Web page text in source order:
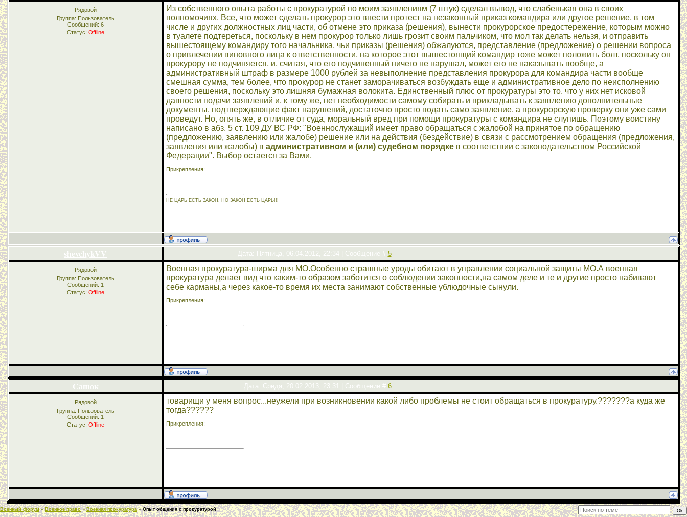
Рядовой
Группа: Пользователь
Сообщений: 6
Статус: Offline
Из собственного опыта работы с прокуратурой по моим заявлениям (7 штук) сделал вывод, что слабенькая она в своих
полномочиях. Все, что может сделать прокурор это внести протест на незаконный приказ командира или другое решение, в том
числе и других должностных лиц части, об отмене это приказа (решения), вынести прокурорское предостережение, которым можно
в туалете подтереться, поскольку в нем прокурор только лишь грозит своим пальчиком, что мол так делать нельзя, и отправить
вышестоящему командиру того начальника, чьи приказы (решения) обжалуются, представление (предложение) о решении вопроса
о привлечении виновного лица к ответственности, на которое этот вышестоящий командир тоже может положить болт, поскольку он
прокурору не подчиняется, и, считая, что его подчиненный ничего не нарушал, может его не наказывать вообще, а
административный штраф в размере 1000 рублей за невыполнение представления прокурора для командира части вообще
смешная сумма, тем более, что прокурор не станет заморачиваться возбуждать еще и административное дело по неисполнению
своего решения, поскольку это лишняя бумажная волокита. Единственный плюс от прокуратуры это то, что у них нет исковой
давности подачи заявлений и, к тому же, нет необходимости самому собирать и прикладывать к заявлению дополнительные
документы, подтверждающие факт нарушений, достаточно просто подать само заявление, а прокурорскую проверку они уже сами
проведут. Но, опять же, в отличие от суда, моральный вред при помощи прокуратуры с командира не слупишь. Поэтому воистину
написано в абз. 5 ст. 109 ДУ ВС РФ: "Военнослужащий имеет право обращаться с жалобой на принятое по обращению
(предложению, заявлению или жалобе) решение или на действия (бездействие) в связи с рассмотрением обращения (предложения,
заявления или жалобы) в административном и (или) судебном порядкев соответствии с законодательством Российской
Федерации". Выбор остается за Вами.
Прикрепления:
НЕ ЦАРЬ ЕСТЬ ЗАКОН, НО ЗАКОН ЕСТЬ ЦАРЬ!!!
shevchykVV Дата: Пятница, 06.04.2012, 22:34 | Сообщение # 5
Рядовой
Группа: Пользователь
Сообщений: 1
Статус: Offline
Военная прокуратура-ширма для МО.Особенно страшные уроды обитают в управлении социальной защиты МО.А военная
прокуратура делает вид что каким-то образом заботится о соблюдении законности,на самом деле и те и другие просто набивают
себе карманы,а через какое-то время их места занимают собственные ублюдочные сынули.
Прикрепления:
Сашок Дата: Среда, 20.02.2013, 23:31 | Сообщение # 6
Рядовой
Группа: Пользователь
Сообщений: 1
Статус: Offline
товарищи у меня вопрос...неужели при возникновении какой либо проблемы не стоит обращаться в прокуратуру.???????а куда же
тогда??????
Прикрепления:
Военный форум » Военное право » Военная прокуратура » Опыт общения с прокуратурой